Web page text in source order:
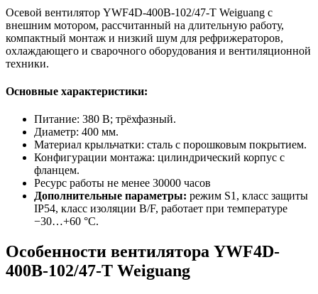
Осевой вентилятор YWF4D-400B-102/47-T Weiguang с
внешним мотором, рассчитанный на длительную работу,
компактный монтаж и низкий шум для рефрижераторов,
охлаждающего и сварочного оборудования и вентиляционной
техники.
Основные характеристики:
Питание: 380 В; трёхфазный.
Диаметр: 400 мм.
Материал крыльчатки: сталь с порошковым покрытием.
Конфигурации монтажа: цилиндрический корпус с
фланцем.
Ресурс работы не менее 30000 часов
Дополнительные параметры: режим S1, класс защиты
IP54, класс изоляции B/F, работает при температуре
−30…+60 °C.
Особенности вентилятора YWF4D-
400B-102/47-T Weiguang